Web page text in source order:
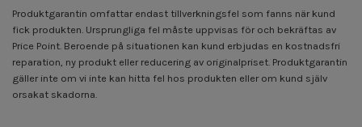
Produktgarantin omfattar endast tillverkningsfel som fanns när kund
fick produkten. Ursprungliga fel måste uppvisas för och bekräftas av
Price Point. Beroende på situationen kan kund erbjudas en kostnadsfri
reparation, ny produkt eller reducering av originalpriset. Produktgarantin
gäller inte om vi inte kan hitta fel hos produkten eller om kund själv
orsakat skadorna.